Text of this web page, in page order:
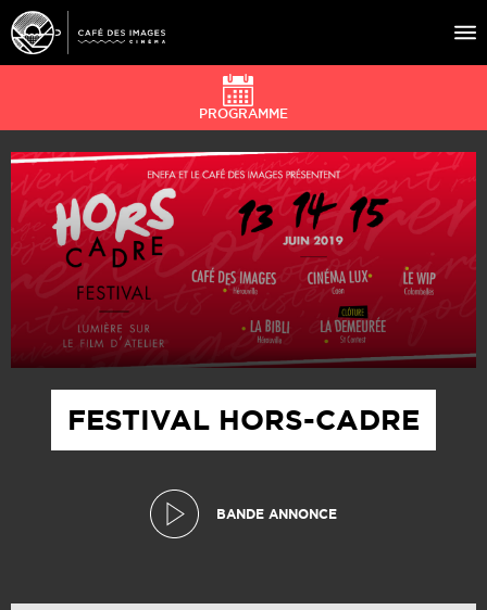
À L’AFFICHE
ÉVÉNEMENTS
CAFÉ DU CINÉ
ÉDUCATION AUX IMAGES
FESTIVAL HORS-CADRE
BANDE ANNONCE
PROGRAMME